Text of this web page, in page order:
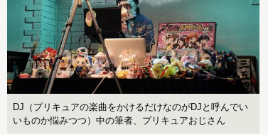
DJ（プリキュアの楽曲をかけるだけなのがDJと呼んでい
いものか悩みつつ）中の筆者、プリキュアおじさん